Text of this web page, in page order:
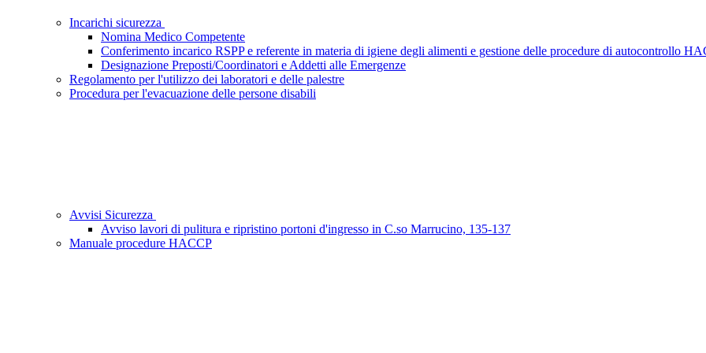
Incarichi sicurezza
Nomina Medico Competente
Conferimento incarico RSPP e referente in materia di igiene degli alimenti e gestione delle procedure di autocontrollo
Designazione Preposti/Coordinatori e Addetti alle Emergenze
Regolamento per l'utilizzo dei laboratori e delle palestre
Procedura per l'evacuazione delle persone disabili
Avvisi Sicurezza
Avviso lavori di pulitura e ripristino portoni d'ingresso in C.so Marrucino, 135-137
Manuale procedure HACCP